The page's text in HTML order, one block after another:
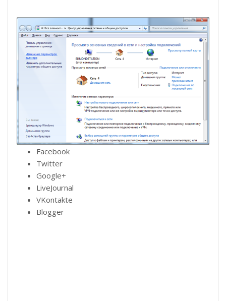
Facebook
Twitter
Google+
LiveJournal
VKontakte
Blogger